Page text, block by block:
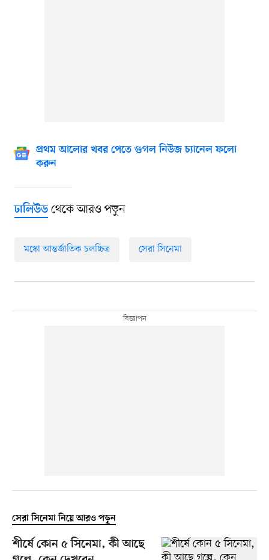
প্রথম আলোর খবর পেতে গুগল নিউজ চ্যানেল ফলো
করুন
ঢালিউডথেকে আরও পড়ুন
মস্কো আন্তর্জাতিক চলচ্চিত্র সেরা সিনেমা
সেরা সিনেমা নিয়ে আরও পড়ুন
শীর্ষে কোন ৫ সিনেমা, কী আছে